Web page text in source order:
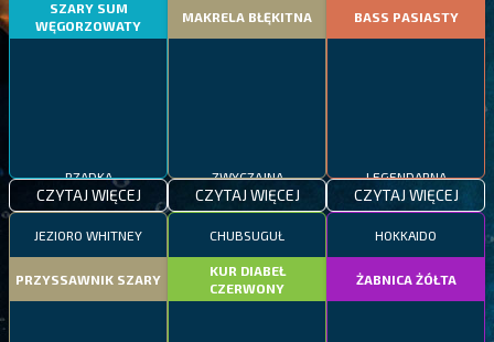
SZARY SUM
WĘGORZOWATY
CZYTAJ WIĘCEJ
MAKRELA BŁĘKITNA
CZYTAJ WIĘCEJ
BASS PASIASTY
LEGENDARNA
CZYTAJ WIĘCEJ
JEZIORO WHITNEY
PRZYSSAWNIK SZARY
CHUBSUGUŁ
KUR DIABEŁ
CZERWONY
HOKKAIDO
ŻABNICA ŻÓŁTA